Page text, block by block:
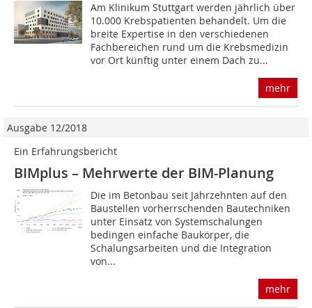
Am Klinikum Stuttgart werden jährlich über
10.000 Krebspatienten behandelt. Um die
breite Expertise in den verschiedenen
Fachbereichen rund um die Krebsmedizin
vor Ort künftig unter einem Dach zu...
mehr
Ausgabe 12/2018
Ein Erfahrungsbericht
BIMplus – Mehrwerte der BIM-Planung
Die im Betonbau seit Jahrzehnten auf den
Baustellen vorherrschenden Bautechniken
unter Einsatz von Systemschalungen
bedingen einfache Baukörper, die
Schalungsarbeiten und die Integration
von...
mehr